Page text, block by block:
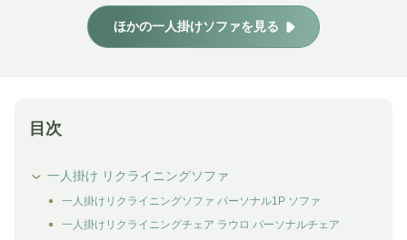
ほかの一人掛けソファを見る
目次
一人掛け リクライニングソファ
一人掛けリクライニングソファ パーソナル1P ソファ
一人掛けリクライニングチェア ラウロ パーソナルチェア